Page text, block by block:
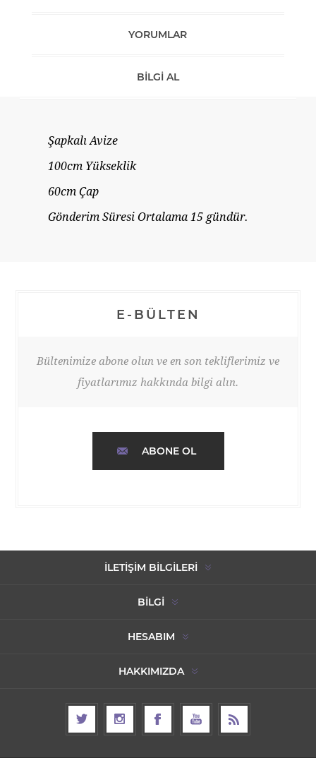
YORUMLAR
BILGI AL
Şapkalı Avize
100cm Yükseklik
60cm Çap
Gönderim Süresi Ortalama 15 gündür.
E-BÜLTEN
Bültenimize abone olun ve en son tekliflerimiz ve
fiyatlarımız hakkında bilgi alın.
ABONE OL
İLETIŞIM BILGILERI
BILGI
HESABIM
HAKKIMIZDA